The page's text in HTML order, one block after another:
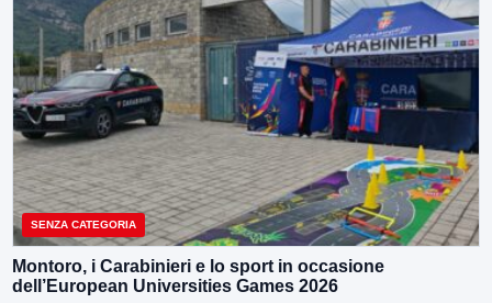
SENZA CATEGORIA
Montoro, i Carabinieri e lo sport in occasione
dell’European Universities Games 2026